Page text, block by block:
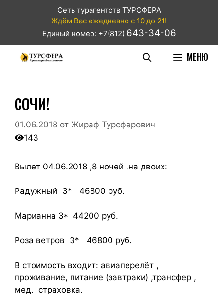
Сеть турагентств ТУРСФЕРА
Ждём Вас ежедневно с 10 до 21!
Единый номер: +7(812) 643-34-06
МЕНЮ
СОЧИ!
01.06.2018 от Жираф Турсферович
143
Вылет 04.06.2018 ,8 ночей ,на двоих:
Радужный 3* 46800 руб.
Марианна 3* 44200 руб.
Роза ветров 3* 46800 руб.
В стоимость входит: авиаперелёт ,
проживание, питание (завтраки) ,трансфер ,
мед. страховка.